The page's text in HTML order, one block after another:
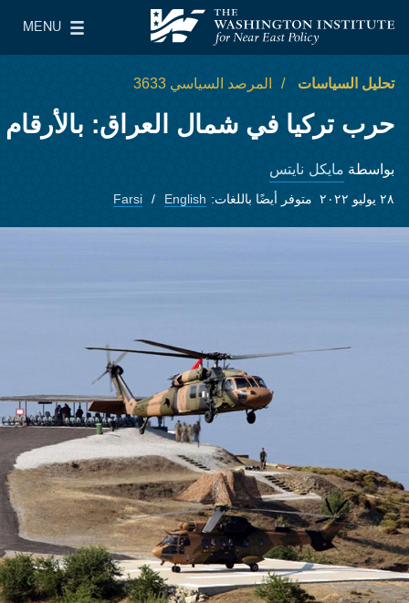
معهد واشنطن لسياسات الشرق الأدنى
MENU
Main Menu
تحليل السياسات المرصد السياسي 3633
حرب تركيا في شمال العراق: بالأرقام
بواسطة مايكل نايتس
٢٨ يوليو ٢٠٢٢ متوفر أيضًا باللغات: English
Farsi